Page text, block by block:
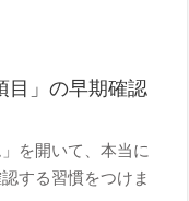
目」の早期確認
を開いて、本当に
する習慣をつけま